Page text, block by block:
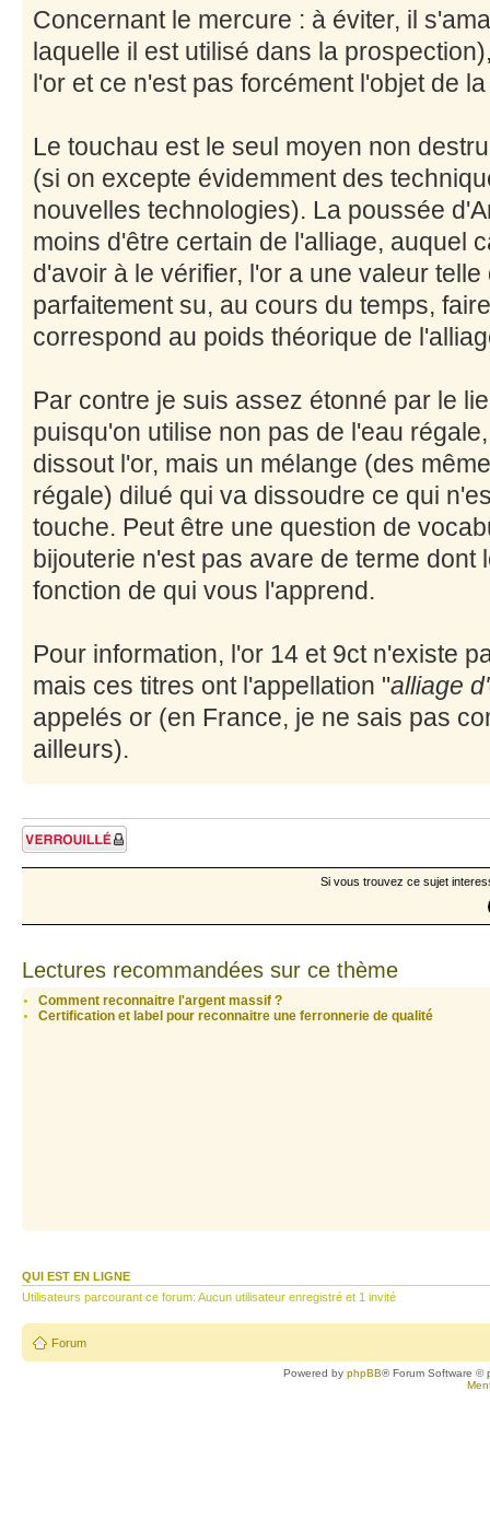
Concernant le mercure : à éviter, il
laquelle il est utilisé dans la
l'or et ce n'est pas forcément l'objet de
Le touchau est le seul moyen non
(si on excepte évidemment des
nouvelles technologies). La poussée
moins d'être certain de l'alliage, auquel
d'avoir à le vérifier, l'or a une valeur
parfaitement su, au cours du temps,
correspond au poids théorique de
Par contre je suis assez étonné par le
puisqu'on utilise non pas de l'eau
dissout l'or, mais un mélange (des
régale) dilué qui va dissoudre ce qui
touche. Peut être une question de
bijouterie n'est pas avare de terme dont
fonction de qui vous l'apprend.
Pour information, l'or 14 et 9ct n'existe
mais ces titres ont l'appellation "alliage
appelés or (en France, je ne sais pas
ailleurs).
Sujet verrouillé
Si vous trouvez ce sujet
Lectures recommandées sur ce thème
Comment reconnaitre l'argent massif ?
Certification et label pour reconnaitre une ferronnerie de qualité
QUI EST EN LIGNE
Utilisateurs parcourant ce forum: Aucun utilisateur enregistré et 1 invité
Forum
Powered byphpBB® Forum Software ©